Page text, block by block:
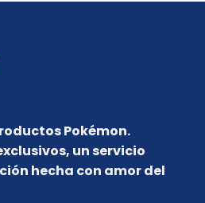
Pokémon.
un servicio
hecha con amor del